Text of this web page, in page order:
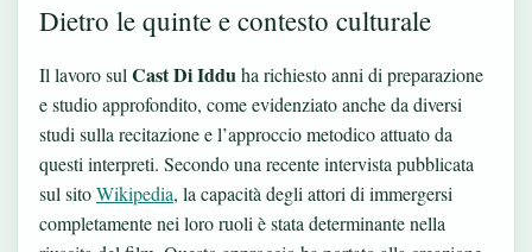
Dietro le quinte e contesto culturale
Il lavoro sul Cast Di Iddu ha richiesto anni di preparazione
e studio approfondito, come evidenziato anche da diversi
studi sulla recitazione e l’approccio metodico attuato da
questi interpreti. Secondo una recente intervista pubblicata
sul sitoWikipedia, la capacità degli attori di immergersi
completamente nei loro ruoli è stata determinante nella